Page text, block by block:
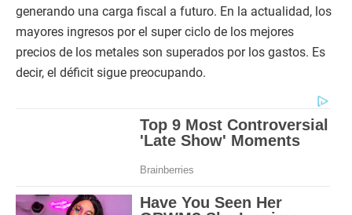
generando una carga fiscal a futuro. En la actualidad, los
mayores ingresos por el super ciclo de los mejores
precios de los metales son superados por los gastos. Es
decir, el déficit sigue preocupando.